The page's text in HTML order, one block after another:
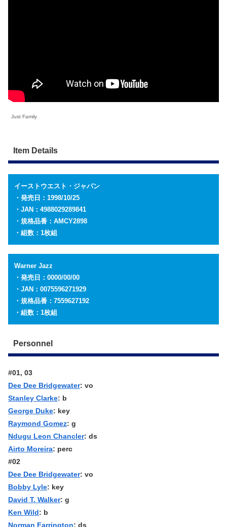
Just Family
Item Details
イーストウエスト・ジャパン
・発売日：1998/10/25
・JAN：4988029289841
・規格品番：AMCY2898
・組数：1枚組
Warner Jazz
・発売日：0000/00/00
・JAN：0075596271929
・規格品番：7559627192
・組数：1枚組
Personnel
#01, 03
Dee Dee Bridgewater: vo
Stanley Clarke: b
George Duke: key
Raymond Gomez: g
Ndugu Leon Chancler: ds
Airto Moreira: perc
#02
Dee Dee Bridgewater: vo
Bobby Lyle: key
David T. Walker: g
Ken Wild: b
Norman Farrington: ds